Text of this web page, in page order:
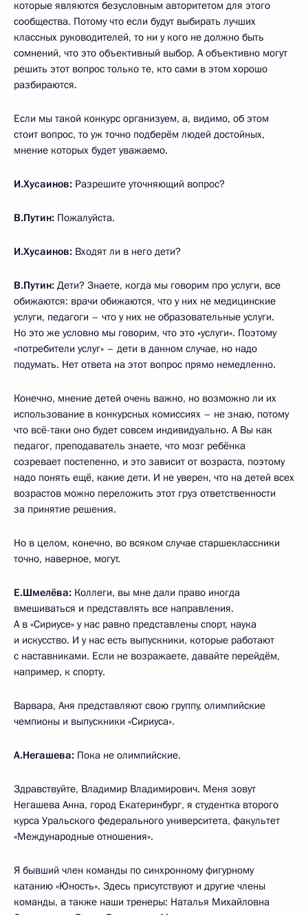
которые являются безусловным авторитетом для этого
сообщества. Потому что если будут выбирать лучших
классных руководителей, то ни у кого не должно быть
сомнений, что это объективный выбор. А объективно могут
решить этот вопрос только те, кто сами в этом хорошо
разбираются.
Если мы такой конкурс организуем, а, видимо, об этом
стоит вопрос, то уж точно подберём людей достойных,
мнение которых будет уважаемо.
И.Хусаинов: Разрешите уточняющий вопрос?
В.Путин: Пожалуйста.
И.Хусаинов: Входят ли в него дети?
В.Путин: Дети? Знаете, когда мы говорим про услуги, все
обижаются: врачи обижаются, что у них не медицинские
услуги, педагоги – что у них не образовательные услуги.
Но это же условно мы говорим, что это «услуги». Поэтому
«потребители услуг» – дети в данном случае, но надо
подумать. Нет ответа на этот вопрос прямо немедленно.
Конечно, мнение детей очень важно, но возможно ли их
использование в конкурсных комиссиях – не знаю, потому
что всё-таки оно будет совсем индивидуально. А Вы как
педагог, преподаватель знаете, что мозг ребёнка
созревает постепенно, и это зависит от возраста, поэтому
надо понять ещё, какие дети. И не уверен, что на детей всех
возрастов можно переложить этот груз ответственности
за принятие решения.
Но в целом, конечно, во всяком случае старшеклассники
точно, наверное, могут.
Е.Шмелёва: Коллеги, вы мне дали право иногда
вмешиваться и представлять все направления.
А в «Сириусе» у нас равно представлены спорт, наука
и искусство. И у нас есть выпускники, которые работают
с наставниками. Если не возражаете, давайте перейдём,
например, к спорту.
Варвара, Аня представляют свою группу, олимпийские
чемпионы и выпускники «Сириуса».
А.Негашева: Пока не олимпийские.
Здравствуйте, Владимир Владимирович. Меня зовут
Негашева Анна, город Екатеринбург, я студентка второго
курса Уральского федерального университета, факультет
«Международные отношения».
Я бывший член команды по синхронному фигурному
катанию «Юность». Здесь присутствуют и другие члены
команды, а также наши тренеры: Наталья Михайловна